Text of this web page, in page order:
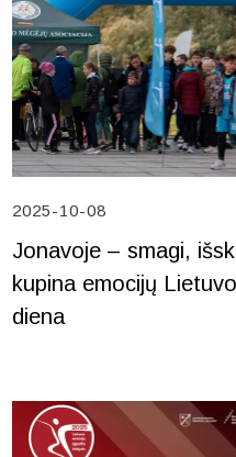
2025-10-08
Jonavoje – smagi,
kupina emocijų
diena